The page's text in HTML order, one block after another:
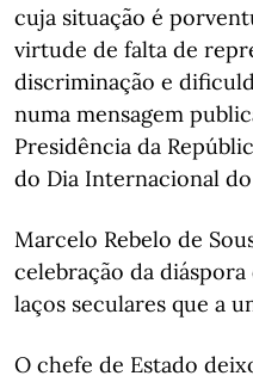
cuja situação é
virtude de falta de
discriminação e
numa mensagem
Presidência da
do Dia Internacional
Marcelo Rebelo de
celebração da
laços seculares que a
O chefe de Estado